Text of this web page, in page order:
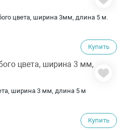
цвета, ширина 3мм, длина 5 м.
Купить
ширина 3 мм, длина 5 м
Купить